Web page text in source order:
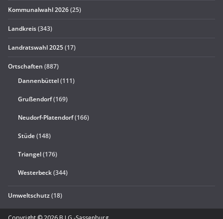
Kommunalwahl 2026(25)
Landkreis(343)
Landratswahl 2025(17)
Ortschaften (887)
Dannenbüttel(111)
Grußendorf(169)
Neudorf-Platendorf(166)
Stüde(148)
Triangel(176)
Westerbeck(344)
Umweltschutz(18)